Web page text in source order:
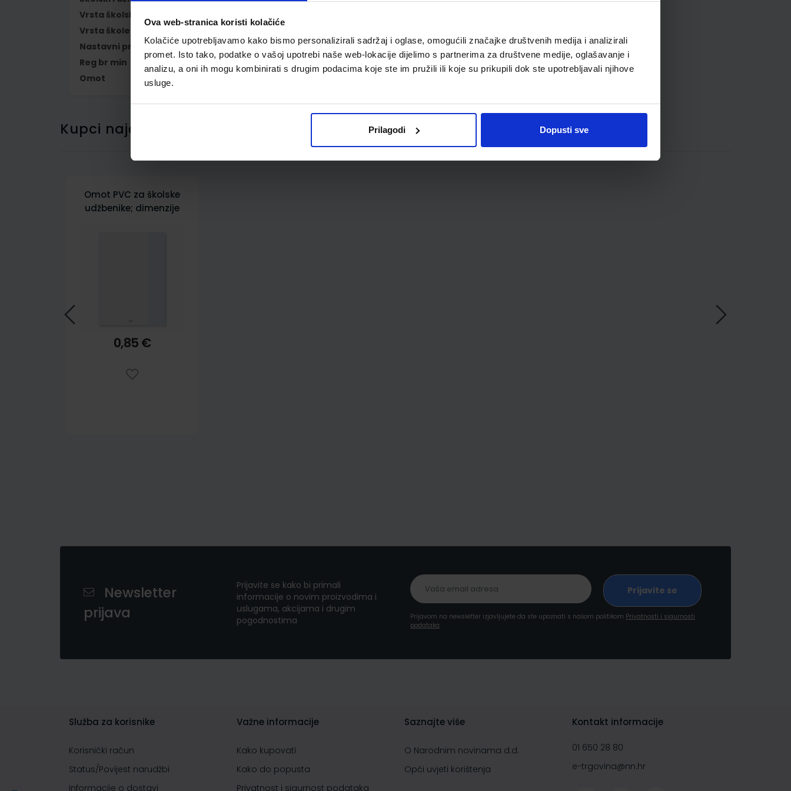
Ova web-stranica koristi kolačiće
Kolačiće upotrebljavamo kako bismo personalizirali sadržaj i oglase, omogućili značajke društvenih medija i analizirali
promet. Isto tako, podatke o vašoj upotrebi naše web-lokacije dijelimo s partnerima za društvene medije, oglašavanje i
analizu, a oni ih mogu kombinirati s drugim podacima koje ste im pružili ili koje su prikupili dok ste upotrebljavali njihove
usluge.
Prilagodi Dopusti sve
Vrsta školske knjige
Vrsta škole
Nastavni predmet
NJEMAČKI JEZIK
Reg br min
7629
Omot
Kupci najčešće biraju..
Omot PVC za školske
udžbenike; dimenzije
0,85 €
Newsletter
prijava
Prijavite se kako bi primali
informacije o novim proizvodima i
uslugama, akcijama i drugim
pogodnostima
Prijavom na newsletter izjavljujete da ste upoznati s našom politikom Privatnosti i sigurnosti
podataka
Služba za korisnike
Korisnički račun
Status/Povijest narudžbi
Informacije o dostavi
Važne informacije
Kako kupovati
Kako do popusta
Privatnost i sigurnost podataka
Saznajte više
O Narodnim novinama d.d.
Opći uvjeti korištenja
Kontakt informacije
01 650 28 80
e-trgovina@nn.hr